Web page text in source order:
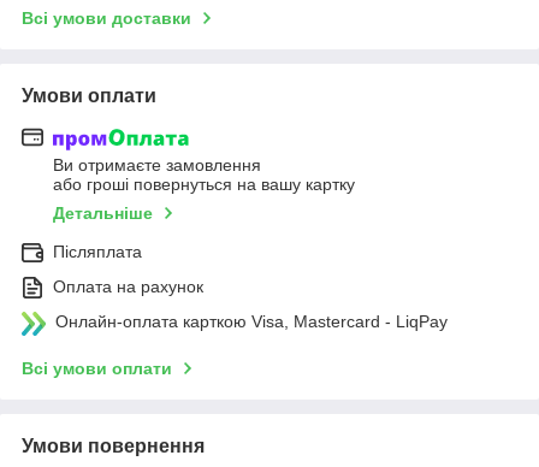
Всі умови доставки
Умови оплати
Ви отримаєте замовлення
або гроші повернуться на вашу картку
Детальніше
Післяплата
Оплата на рахунок
Онлайн-оплата карткою Visa, Mastercard - LiqPay
Всі умови оплати
Умови повернення